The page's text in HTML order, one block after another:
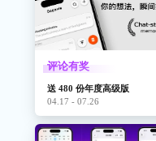
评论有奖
送 480 份年度高级版
04.17 - 07.26